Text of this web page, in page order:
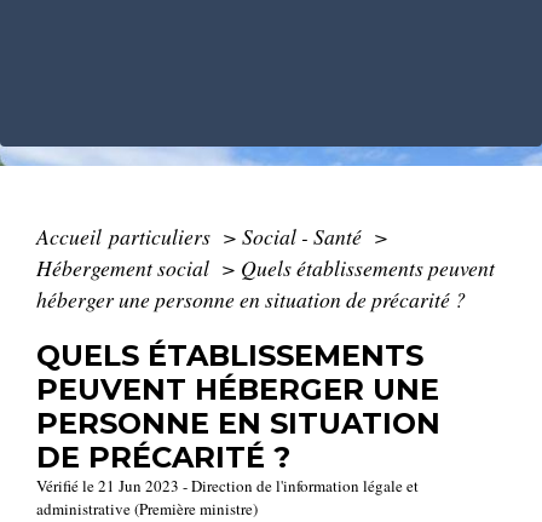
Accueil particuliers > Social - Santé >
Hébergement social > Quels établissements peuvent
héberger une personne en situation de précarité ?
QUELS ÉTABLISSEMENTS
PEUVENT HÉBERGER UNE
PERSONNE EN SITUATION
DE PRÉCARITÉ ?
Vérifié le 21 Jun 2023 - Direction de l'information légale et
administrative (Première ministre)